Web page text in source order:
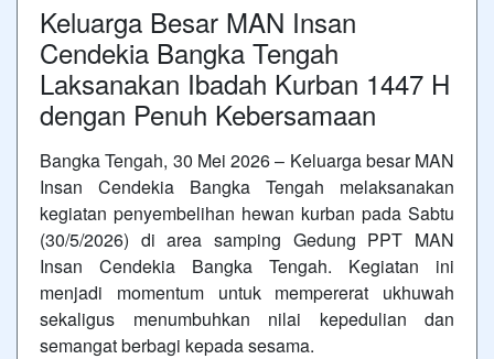
Keluarga Besar MAN Insan
Cendekia Bangka Tengah
Laksanakan Ibadah Kurban 1447 H
dengan Penuh Kebersamaan
Bangka Tengah, 30 Mei 2026 – Keluarga besar MAN
Insan Cendekia Bangka Tengah melaksanakan
kegiatan penyembelihan hewan kurban pada Sabtu
(30/5/2026) di area samping Gedung PPT MAN
Insan Cendekia Bangka Tengah. Kegiatan ini
menjadi momentum untuk mempererat ukhuwah
sekaligus menumbuhkan nilai kepedulian dan
semangat berbagi kepada sesama.